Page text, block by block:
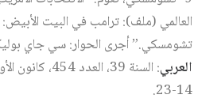
العالمي (ملف): ترامب في البيت الأبيض:
تشومسكي.” أجرى الحوار: سي جاي
العربي
14-23.